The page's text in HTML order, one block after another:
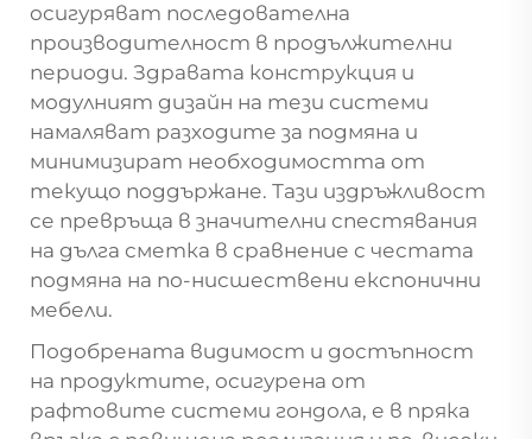
осигуряват последователна
производителност в продължителни
периоди. Здравата конструкция и
модулният дизайн на тези системи
намаляват разходите за подмяна и
минимизират необходимостта от
текущо поддържане. Тази издръжливост
се превръща в значителни спестявания
на дълга сметка в сравнение с честата
подмяна на по-нисшествени експонични
мебели.
Подобрената видимост и достъпност
на продуктите, осигурена от
рафтовите системи гондола, е в пряка